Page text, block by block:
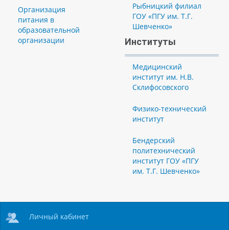
Организация
питания в
образовательной
организации
Рыбницкий филиал
ГОУ «ПГУ им. Т.Г.
Шевченко»
Институты
Медицинский
институт им. Н.В.
Склифосовского
Физико-технический
институт
Бендерский
политехнический
институт ГОУ «ПГУ
им. Т.Г. Шевченко»
Личный кабинет